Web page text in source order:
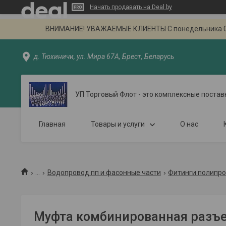
Начать продавать на Deal.by
ВНИМАНИЕ! УВАЖАЕМЫЕ КЛИЕНТЫ С понедельника
д. Тюхиничи, ул. Мира 67А, Брест, Беларусь
УП Торговый Флот - это комплексные
Главная Товары и услуги О нас
Водопровод пп и фасонные части Фитинги
Муфта комбинированная